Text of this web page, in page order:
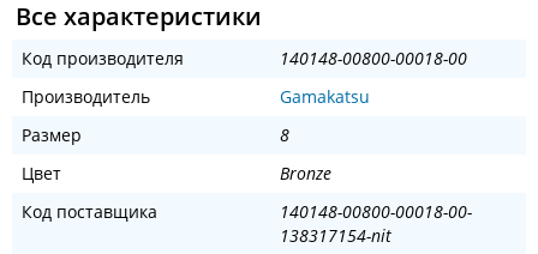
Все характеристики
Код производителя
140148-00800-00018-00
Производитель
Gamakatsu
Размер
8
Цвет
Bronze
Код поставщика
140148-00800-00018-00-
138317154-nit